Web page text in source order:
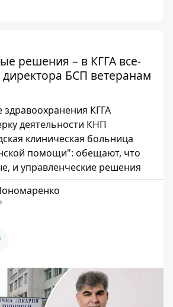
решения – в КГГА все-
директора БСП ветеранам
КГГА
деятельности КНП
клиническая больница
помощи": обещают, что
и управленческие решения